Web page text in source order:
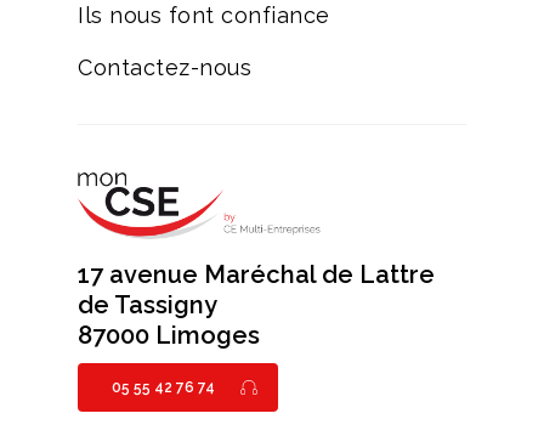
Ils nous font confiance
Contactez-nous
17 avenue Maréchal de Lattre
de Tassigny
87000 Limoges
05 55 42 76 74